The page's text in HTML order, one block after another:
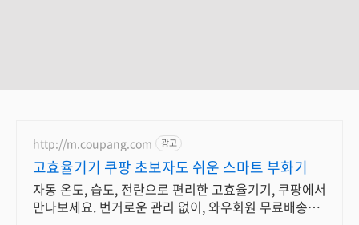
http://m.coupang.com 광고
고효율기기 쿠팡 초보자도 쉬운 스마트 부화기
자동 온도, 습도, 전란으로 편리한 고효율기기, 쿠팡에서
만나보세요. 번거로운 관리 없이, 와우회원 무료배송으